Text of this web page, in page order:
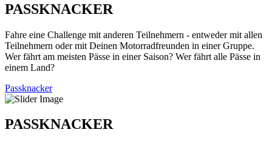
PASSKNACKER
Fahre eine Challenge mit anderen Teilnehmern - entweder mit allen
Teilnehmern oder mit Deinen Motorradfreunden in einer Gruppe.
Wer fährt am meisten Pässe in einer Saison? Wer fährt alle Pässe in
einem Land?
Passknacker
PASSKNACKER